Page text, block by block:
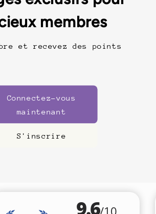
membres
et recevez des points
Connectez-vous
maintenant
S'inscrire